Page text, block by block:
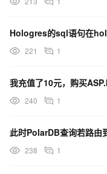
Hologres的sql语句在
221 1
240 1
238 1